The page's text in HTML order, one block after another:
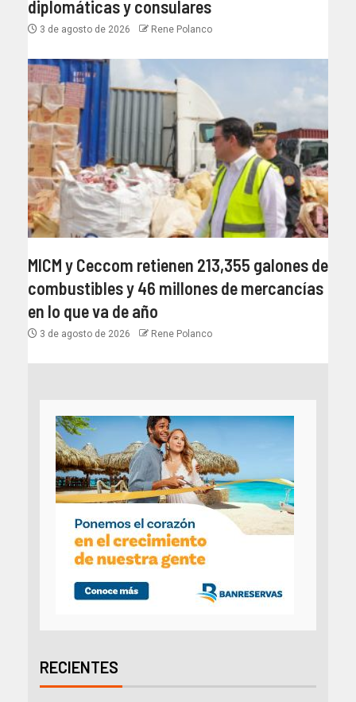
diplomáticas y consulares
3 de agosto de 2026 Rene Polanco
MICM y Ceccom retienen 213,355 galones de
combustibles y 46 millones de mercancías
en lo que va de año
3 de agosto de 2026 Rene Polanco
RECIENTES